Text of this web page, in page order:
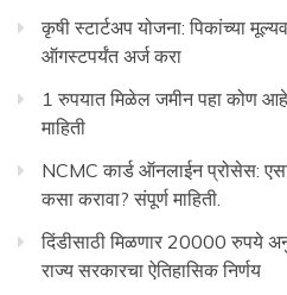
कृषी स्टार्टअप योजना: पिकांच्या
ऑगस्टपर्यंत अर्ज करा
1 रुपयात मिळेल जमीन पहा कोण
माहिती
NCMC कार्ड ऑनलाईन प्रोसेस:
कसा करावा? संपूर्ण माहिती.
दिंडीसाठी मिळणार 20000 रुपये
राज्य सरकारचा ऐतिहासिक निर्णय